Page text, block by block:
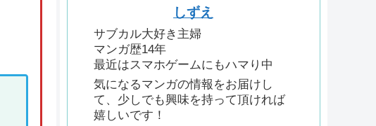
しずえ
サブカル大好き主婦
マンガ歴14年
最近はスマホゲームにもハマり中
気になるマンガの情報をお届けし
て、少しでも興味を持って頂ければ
嬉しいです！